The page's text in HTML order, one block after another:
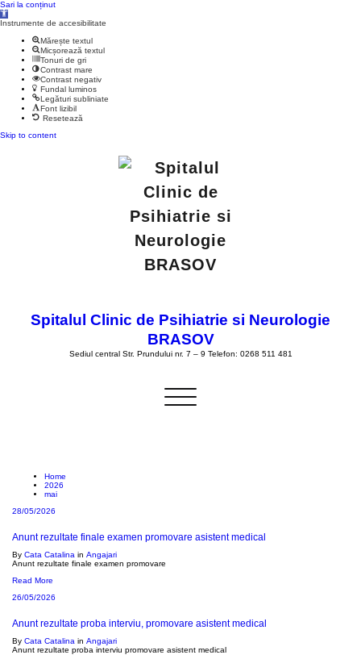
Sari la conținut
Deschide
bara
unelte
Instrumente de accesibilitate
Mărește textul
Micșorează textul
Tonuri de gri
Contrast mare
Contrast negativ
Fundal luminos
Legături subliniate
Font lizibil
Resetează
Skip to content
Spitalul Clinic de Psihiatrie si Neurologie
BRASOV
Sediul central Str. Prundului nr. 7 – 9 Telefon: 0268 511 481
Toggle
navigation
Home
2026
mai
28/05/2026
Anunt rezultate finale examen promovare asistent medical
By Cata Catalina in Angajari
Anunt rezultate finale examen promovare
Read More
26/05/2026
Anunt rezultate proba interviu, promovare asistent medical
By Cata Catalina in Angajari
Anunt rezultate proba interviu promovare asistent medical